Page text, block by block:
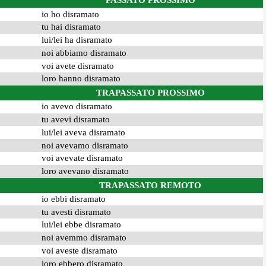
io ho disramato
tu hai disramato
lui/lei ha disramato
noi abbiamo disramato
voi avete disramato
loro hanno disramato
TRAPASSATO PROSSIMO
io avevo disramato
tu avevi disramato
lui/lei aveva disramato
noi avevamo disramato
voi avevate disramato
loro avevano disramato
TRAPASSATO REMOTO
io ebbi disramato
tu avesti disramato
lui/lei ebbe disramato
noi avemmo disramato
voi aveste disramato
loro ebbero disramato